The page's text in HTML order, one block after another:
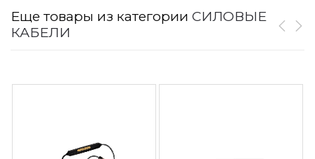
Еще товары из категории СИЛОВЫЕ
КАБЕЛИ